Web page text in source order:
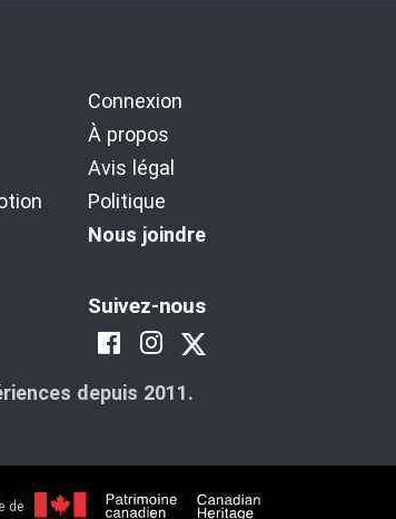
Connexion
À propos
Avis légal
Politique
Nous joindre
Suivez-nous
depuis 2011.
de